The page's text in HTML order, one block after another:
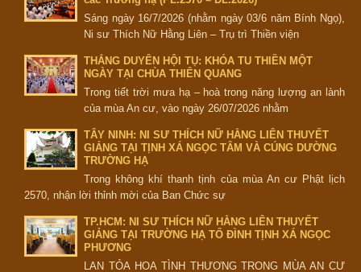
Sáng ngày 16/7/2026 (nhằm ngày 03/6 năm Bính Ngọ),
Ni sư Thích Nữ Hằng Liên – Trụ trì Thiền viện
THẮNG DUYÊN HỘI TỤ: KHÓA TU THIỀN MỘT
NGÀY TẠI CHÙA THIÊN QUANG
Trong tiết trời mưa hạ – hoà trong năng lượng an lành
của mùa An cư, vào ngày 26/07/2026 nhằm
TÂY NINH: NI SƯ THÍCH NỮ HẰNG LIÊN THUYẾT
GIẢNG TẠI TỊNH XÁ NGỌC TÂM VÀ CÚNG DƯỜNG
TRƯỜNG HẠ
Trong không khí thanh tịnh của mùa An cư Phật lịch
2570, nhận lời thỉnh mời của Ban Chức sự
TP.HCM: NI SƯ THÍCH NỮ HẰNG LIÊN THUYẾT
GIẢNG TẠI TRƯỜNG HẠ TỔ ĐÌNH TỊNH XÁ NGỌC
PHƯƠNG
LAN TỎA HOA TÌNH THƯƠNG TRONG MÙA AN CƯ